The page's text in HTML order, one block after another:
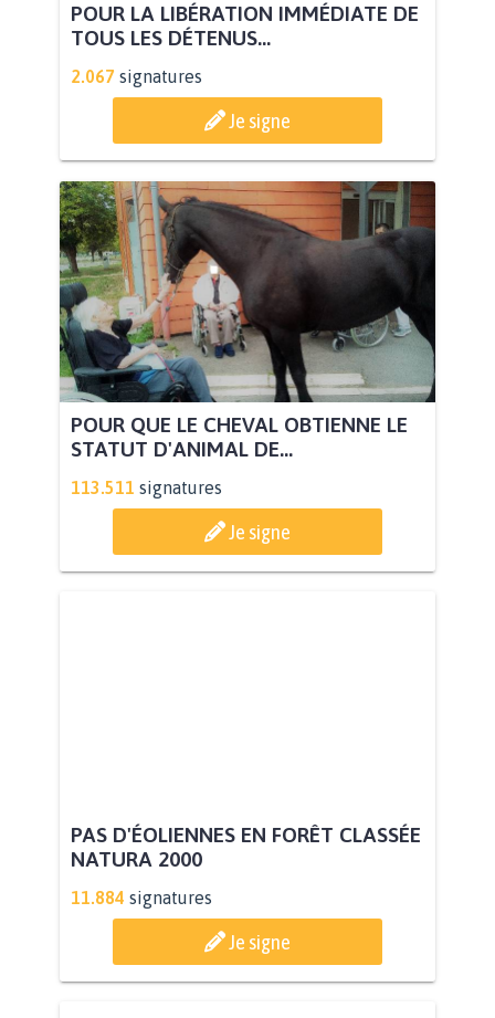
POUR LA LIBÉRATION IMMÉDIATE DE
TOUS LES DÉTENUS...
2.067 signatures
Je signe
POUR QUE LE CHEVAL OBTIENNE LE
STATUT D'ANIMAL DE...
113.511 signatures
Je signe
PAS D'ÉOLIENNES EN FORÊT CLASSÉE
NATURA 2000
11.884 signatures
Je signe